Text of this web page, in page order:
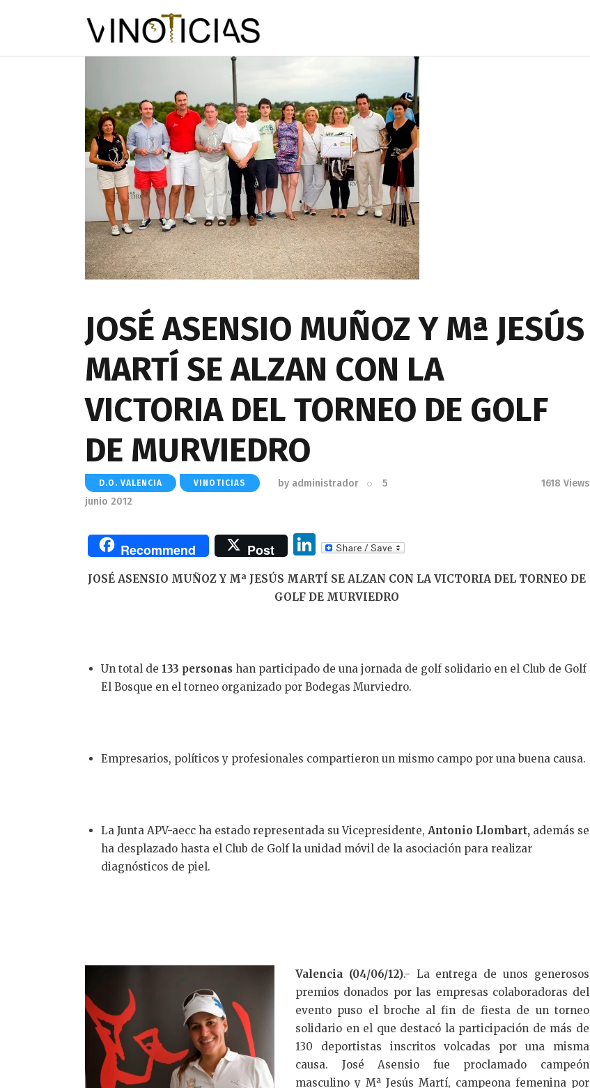
JOSÉ ASENSIO MUÑOZ Y Mª JESÚS
MARTÍ SE ALZAN CON LA
VICTORIA DEL TORNEO DE GOLF
DE MURVIEDRO
D.O. VALENCIA VINOTICIAS by administrador
5
junio 2012
1618 Views
Recommend Post
Li
n
k
JOSÉ ASENSIO MUÑOZ Y Mª JESÚS MARTÍ SE ALZAN CON LA VICTORIA DEL TORNEO DE
GOLF DE MURVIEDRO
Un total de 133 personas han participado de una jornada de golf solidario en el Club de Golf
El Bosque en el torneo organizado por Bodegas Murviedro.
Empresarios, políticos y profesionales compartieron un mismo campo por una buena causa.
La Junta APV-aecc ha estado representada su Vicepresidente, Antonio Llombart, además se
ha desplazado hasta el Club de Golf la unidad móvil de la asociación para realizar
diagnósticos de piel.
Valencia (04/06/12).- La entrega de unos generosos
premios donados por las empresas colaboradoras del
evento puso el broche al fin de fiesta de un torneo
solidario en el que destacó la participación de más de
130 deportistas inscritos volcadas por una misma
causa. José Asensio fue proclamado campeón
masculino y Mª Jesús Martí, campeona femenina por